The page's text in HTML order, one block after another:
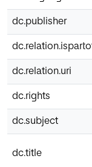
dc.publisher
dc.relation.uri
dc.rights
dc.subject
dc.title